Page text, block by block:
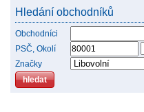
Hledání obchodníků
Obchodníci
PSČ, Okolí
Značky